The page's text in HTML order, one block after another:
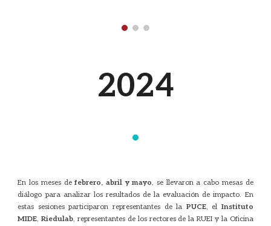
2024
·
En los meses defebrero, abril y mayo, se llevaron a cabo mesas de
diálogo para analizar los resultados de la evaluación de impacto. En
estas sesiones participaron representantes de la PUCE, el Instituto
MIDE,Riedulab, representantes de los rectores de la RUEI y la Oficina